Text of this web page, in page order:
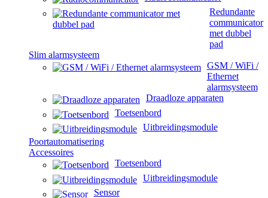
Redundante
communicator
met dubbel
pad
Slim alarmsysteem
GSM / WiFi /
Ethernet
alarmsysteem
Draadloze apparaten
Toetsenbord
Uitbreidingsmodule
Poortautomatisering
Accessoires
Toetsenbord
Uitbreidingsmodule
Sensor